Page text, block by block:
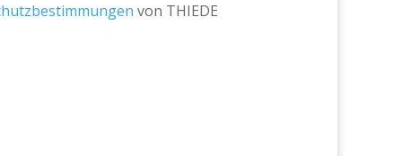
von THIEDE